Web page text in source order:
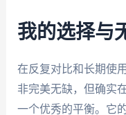
我的选择与
在反复对比和长期使
非完美无缺，但确实
一个优秀的平衡。它